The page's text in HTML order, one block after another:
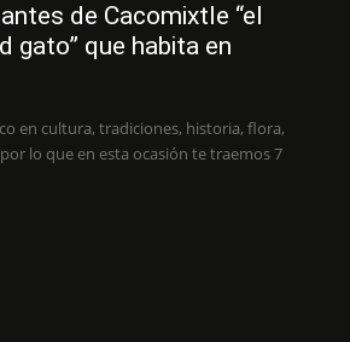
de Cacomixtle “el
gato” que habita en
en cultura, tradiciones, historia, flora,
lo que en esta ocasión te traemos 7